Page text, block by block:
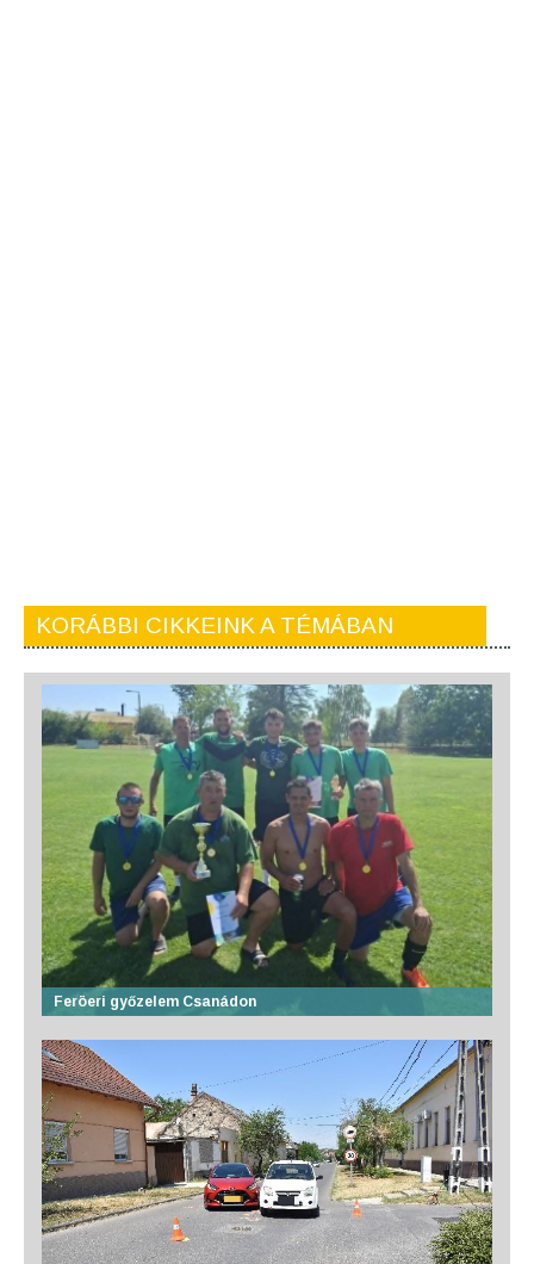
KORÁBBI CIKKEINK A TÉMÁBAN
Feröeri győzelem Csanádon